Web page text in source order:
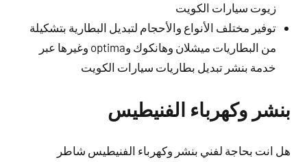
زيوت سيارات الكويت
توفير مختلف الأنواع والأحجام لتبديل البطارية بتشكيلة
من البطاريات ميشلان وهانكوك وoptima وغيرها عبر
خدمة بنشر تبديل بطاريات سيارات الكويت
بنشر وكهرباء الفنيطيس
هل انت بحاجة لفني بنشر وكهرباء الفنيطيس شاطر